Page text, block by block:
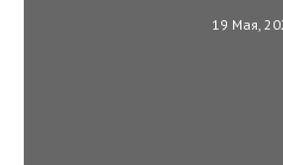
19 Мая,